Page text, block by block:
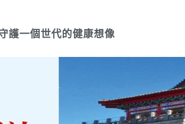
護一個世代的健康想像